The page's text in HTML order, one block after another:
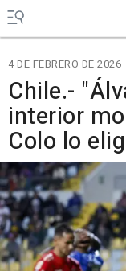
4 DE FEBRERO DE 2026
Chile.-
interior
Colo lo